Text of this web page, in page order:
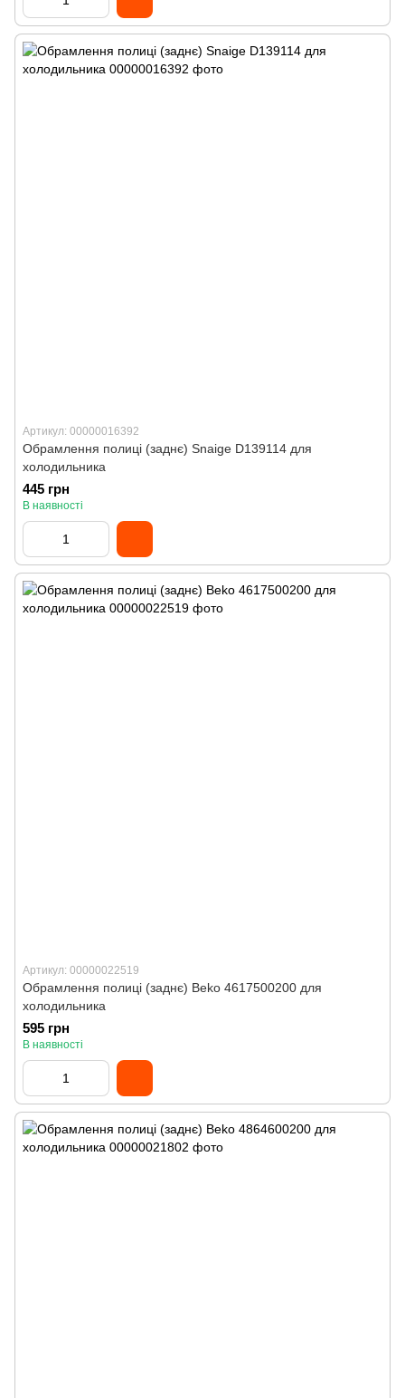
Артикул: 00000016392
Обрамлення полиці (заднє) Snaige D139114 для
холодильника
445 грн
В наявності
Артикул: 00000022519
Обрамлення полиці (заднє) Beko 4617500200 для
холодильника
595 грн
В наявності